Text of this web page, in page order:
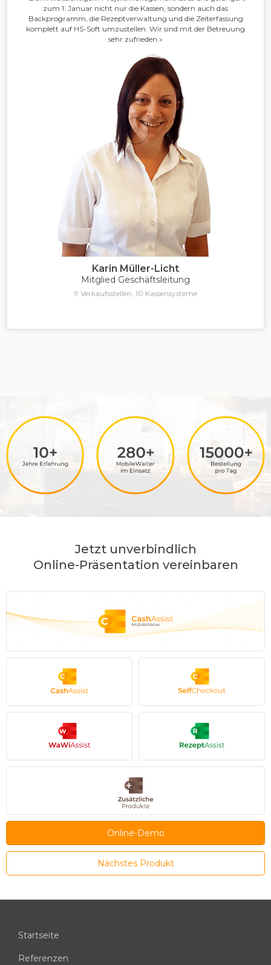
zum 1. Januar nicht nur die Kassen, sondern auch das
Backprogramm, die Rezeptverwaltung und die Zeiterfassung
komplett auf HS-Soft umzustellen. Wir sind mit der Betreuung
sehr zufrieden.»
Karin Müller-Licht
Mitglied Geschäftsleitung
9 Verkaufsstellen, 10 Kassensysteme
Jetzt unverbindlich
Online-Präsentation vereinbaren
Online-Demo
Nächstes Produkt
Startseite
Referenzen